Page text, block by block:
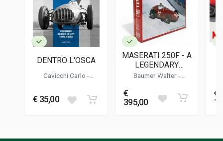
LINGUA DEL TESTO
DATA DI STAMPA
05/2005
Informazioni aggiuntive
DENTRO L'OSCA
Cavicchi Carlo -
€ 35,00
MASERATI 250F - A
LEGENDARY
FORMULA 1 CAR
Baumer Walter-
€
395,00
€